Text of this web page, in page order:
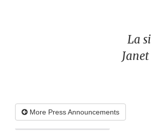
La
More Press Announcements